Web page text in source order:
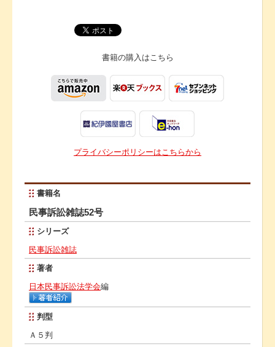
書籍の購入は こちら
プライバシーポリシーはこちらから
書籍名
民事訴訟雑誌52号
シリーズ
民事訴訟雑誌
著者
日本民事訴訟法学会編
判型
Ａ５判